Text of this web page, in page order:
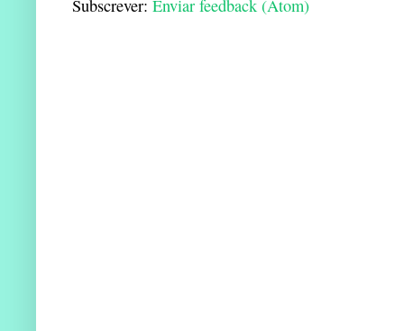
Subscrever: Enviar feedback (Atom)